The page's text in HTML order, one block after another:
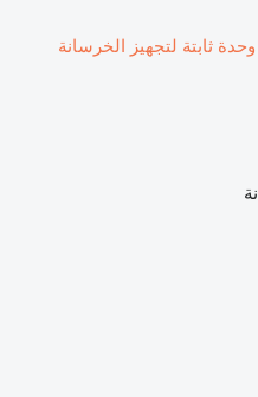
ثابتة لتجهيز الخرسانة